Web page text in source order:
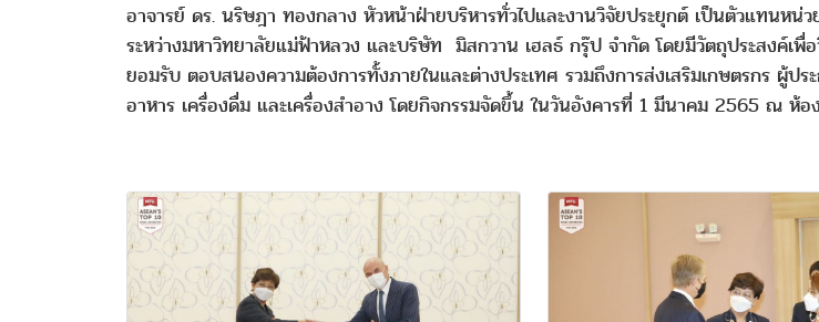
อาจารย์ ดร. นริษฎา ทองกลาง หัวหน้าฝ่ายบริหารทั่วไปและงานวิจัยประยุกต์ เป็นตัวแทนหน่
ระหว่างมหาวิทยาลัยแม่ฟ้าหลวง และบริษัท มิสกวาน เฮลธ์ กรุ๊ป จํากัด โดยมีวัตถุประสงค์
ยอมรับ ตอบสนองความต้องการทั้งภายในและต่างประเทศ รวมถึงการส่งเสริมเกษตรกร ผู้ป
อาหาร เครื่องดื่ม และเครื่องสำอาง โดยกิจกรรมจัดขึ้น ในวันอังคารที่ 1 มีนาคม 2565 ณ ห้